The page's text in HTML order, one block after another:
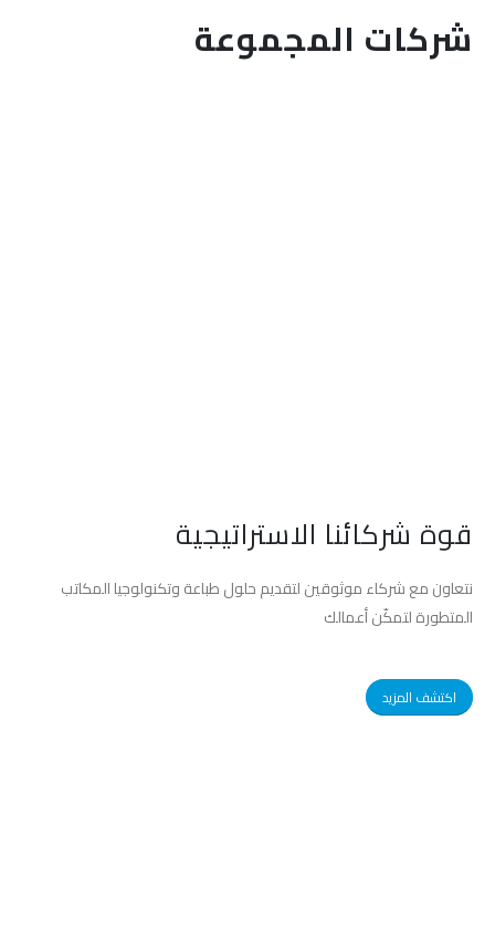
شركات المجموعة
قوة شركائنا الاستراتيجية
نتعاون مع شركاء موثوقين لتقديم حلول طباعة وتكنولوجيا المكاتب
المتطورة لتمكّن أعمالك
اكتشف المزيد